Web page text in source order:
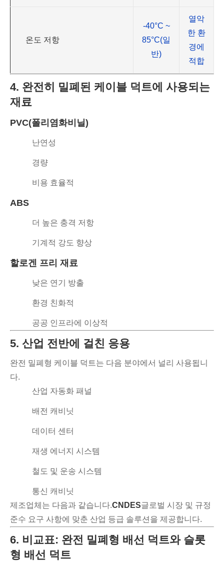
온도 저항
-40°C ~
85°C(일
반)
열악
한 환
경에
적합
4. 완전히 밀폐된 케이블 덕트에 사용되는
재료
PVC(폴리염화비닐)
난연성
경량
비용 효율적
ABS
더 높은 충격 저항
기계적 강도 향상
할로겐 프리 재료
낮은 연기 방출
환경 친화적
공공 인프라에 이상적
5. 산업 전반에 걸친 응용
완전 밀폐형 케이블 덕트는 다음 분야에서 널리 사용됩니
다.
산업 자동화 패널
배전 캐비닛
데이터 센터
재생 에너지 시스템
철도 및 운송 시스템
통신 캐비닛
제조업체는 다음과 같습니다.CNDES글로벌 시장 및 규정
준수 요구 사항에 맞춘 산업 등급 솔루션을 제공합니다.
6. 비교표: 완전 밀폐형 배선 덕트와 슬롯
형 배선 덕트